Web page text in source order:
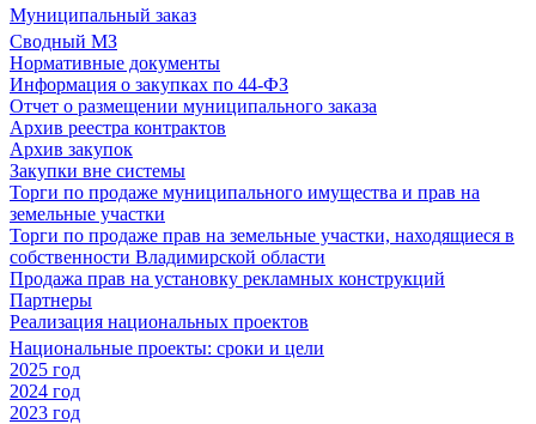
Муниципальный заказ
Сводный МЗ
Нормативные документы
Информация о закупках по 44-ФЗ
Отчет о размещении муниципального заказа
Архив реестра контрактов
Архив закупок
Закупки вне системы
Торги по продаже муниципального имущества и прав на
земельные участки
Торги по продаже прав на земельные участки, находящиеся в
собственности Владимирской области
Продажа прав на установку рекламных конструкций
Партнеры
Реализация национальных проектов
Национальные проекты: сроки и цели
2025 год
2024 год
2023 год